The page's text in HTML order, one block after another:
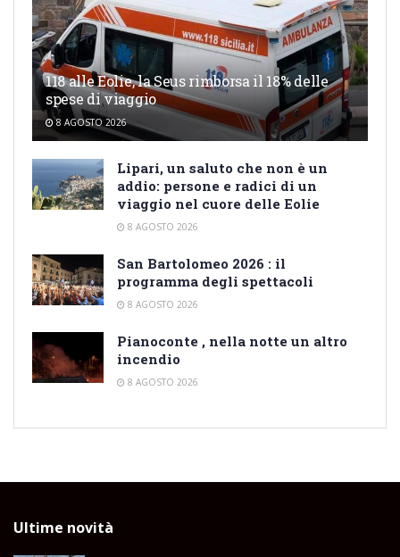
118 alle Eolie, la Seus rimborsa il 18% delle
spese di viaggio
8 AGOSTO 2026
Lipari, un saluto che non è un
addio: persone e radici di un
viaggio nel cuore delle Eolie
8 AGOSTO 2026
San Bartolomeo 2026 : il
programma degli spettacoli
8 AGOSTO 2026
Pianoconte , nella notte un altro
incendio
8 AGOSTO 2026
Ultime novità